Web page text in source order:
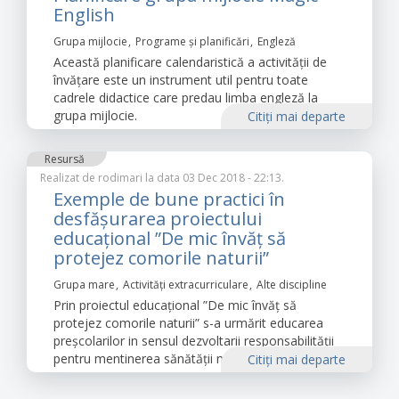
English
Grupa mijlocie Programe și planificări Engleză
Această planificare calendaristică a activității de
învățare este un instrument util pentru toate
cadrele didactice care predau limba engleză la
grupa mijlocie.
Citiţi mai departe
Resursă
Realizat de rodimari la data 03 Dec 2018 - 22:13.
Exemple de bune practici în
desfășurarea proiectului
educațional ”De mic învăț să
protejez comorile naturii”
Grupa mare Activități extracurriculare Alte discipline
Prin proiectul educațional ”De mic învăț să
protejez comorile naturii” s-a urmărit educarea
preşcolarilor in sensul dezvoltarii responsabilităţii
pentru mentinerea sănătăţii mediului inCitiţi mai departe